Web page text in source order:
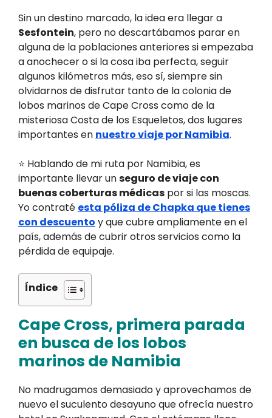
Sin un destino marcado, la idea era llegar a
Sesfontein, pero no descartábamos parar en
alguna de la poblaciones anteriores si empezaba
a anochecer o si la cosa iba perfecta, seguir
algunos kilómetros más, eso sí, siempre sin
olvidarnos de disfrutar tanto de la colonia de
lobos marinos de Cape Cross como de la
misteriosa Costa de los Esqueletos, dos lugares
importantes en nuestro viaje por Namibia.
⭐ Hablando de mi ruta por Namibia, es
importante llevar unseguro de viaje con
buenas coberturas médicas por si las moscas.
Yo contraté esta póliza de Chapka que tienes
con descuento y que cubre ampliamente en el
país, además de cubrir otros servicios como la
pérdida de equipaje.
Índice
Cape Cross, primera parada
en busca de los lobos
marinos de Namibia
No madrugamos demasiado y aprovechamos de
nuevo el suculento desayuno que ofrecía nuestro